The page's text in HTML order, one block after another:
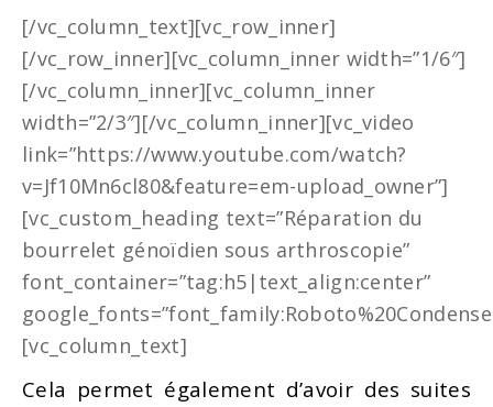
[/vc_column_text][vc_row_inner]
[/vc_row_inner][vc_column_inner width=”1/6″]
[/vc_column_inner][vc_column_inner
width=”2/3″][/vc_column_inner][vc_video
link=”https://www.youtube.com/watch?
v=Jf10Mn6cl80&feature=em-upload_owner”]
[vc_custom_heading text=”Réparation du
bourrelet génoïdien sous arthroscopie”
font_container=”tag:h5|text_align:center”
[vc_column_text]
Cela permet également d’avoir des suites